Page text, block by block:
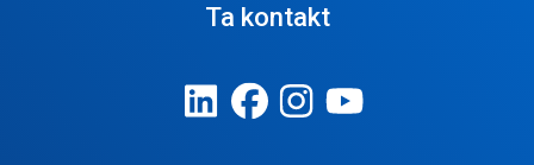
Ta kontakt